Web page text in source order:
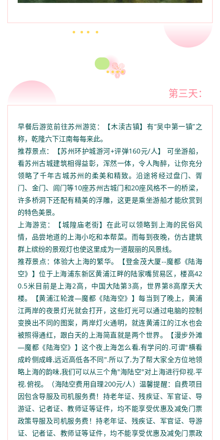
第三天：
早餐后游览前往苏州游览：【木渎古镇】有“吴中第一镇”之
称，乾隆六下江南每每来此。
推荐景点：【苏州环护城游河+评弹160元/人】 可坐游船，
看苏州古城建筑相得益彰，浑然一体，令人陶醉，让你充分
领略了千年古城苏州的柔美和精致。沿途将经过盘门、胥
门、金门、闾门等10座苏州古城门和20座风格不一的桥梁，
许多桥洞下还配有精美的浮雕，这更是乘坐游船才能欣赏到
的特色美景。
上海游览：【城隍庙老街】在此可以领略到上海的民俗风
情，品尝地道的上海小吃和本帮菜。而每到夜晚，仿古建筑
群上缤纷的景观灯也使这里成为一道靓丽的风景线。
推荐景点：体验大上海的繁华。【登金茂大厦--魔都《陆海
空》】位于上海浦东新区黄浦江畔的陆家嘴贸易区，楼高42
0.5米目前是上海2高，中国大陆第3高，世界第8高摩天大
楼。【黄浦江轮渡—魔都《陆海空》】每当到了晚上，黄浦
江两岸的夜景灯光就会打开，这些灯光可以通过电脑的控制
变换出不同的图案，两岸灯火通明，就连黄浦江的江水也会
被照得通红，跟白天的上海简直就是两个世界。【漫步外滩
—魔都《陆海空》】这个夜上海怎么看,有学问的.可谓"横看
成岭侧成峰,远近高低各不同".所以了,为了帮大家全方位地领
略上海的韵味,我们可以从三个角"海陆空"对上海进行仰视.平
视.俯视。（海陆空费用自理200元/人）温馨提醒：自费项目
因包含导服及司机服务费！持老年证、残疾证、军官证、导
游证、记者证、教师证等证件，均不能享受优惠及减免门票
政策导服及司机服务费！持老年证、残疾证、军官证、导游
证、记者证、教师证等证件，均不能享受优惠及减免门票政